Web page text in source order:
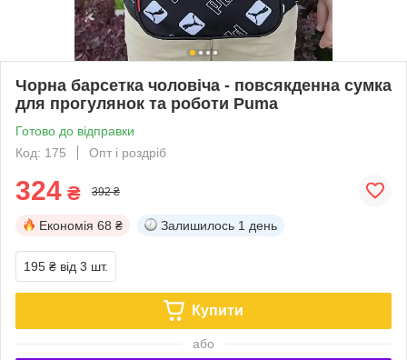
Чорна барсетка чоловіча - повсякденна сумка
для прогулянок та роботи Puma
Готово до відправки
Код: 175
Опт і роздріб
324 ₴ 392 ₴
Економія 68 ₴ Залишилось 1 день
195 ₴ від 3 шт.
Купити
або